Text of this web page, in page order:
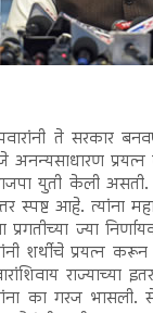
ते सरकार
प्रयत्न
भाजपा युती केली
आहे. त्यांना
प्रगतीच्या ज्या
शर्थीचे प्रयत्न
राज्याच्या
का गरज भासली.